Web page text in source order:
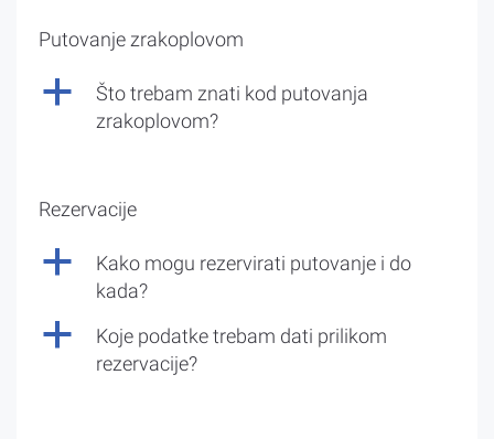
Putovanje zrakoplovom
a
Što trebam znati kod putovanja
zrakoplovom?
Rezervacije
a
Kako mogu rezervirati putovanje i do
kada?
a
Koje podatke trebam dati prilikom
rezervacije?